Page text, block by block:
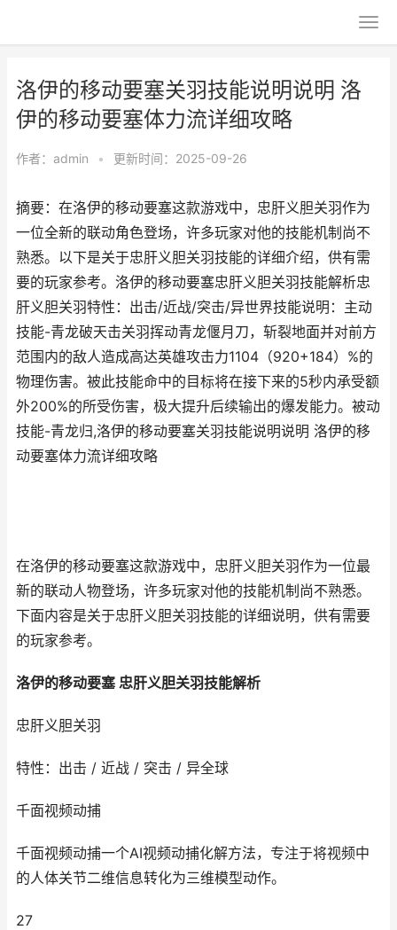
洛伊的移动要塞关羽技能说明说明 洛
伊的移动要塞体力流详细攻略
作者： admin • 更新时间：2025-09-26
摘要：在洛伊的移动要塞这款游戏中，忠肝义胆关羽作为
一位全新的联动角色登场，许多玩家对他的技能机制尚不
熟悉。以下是关于忠肝义胆关羽技能的详细介绍，供有需
要的玩家参考。洛伊的移动要塞忠肝义胆关羽技能解析忠
肝义胆关羽特性：出击/近战/突击/异世界技能说明：主动
技能-青龙破天击关羽挥动青龙偃月刀，斩裂地面并对前方
范围内的敌人造成高达英雄攻击力1104（920+184）%的
物理伤害。被此技能命中的目标将在接下来的5秒内承受额
外200%的所受伤害，极大提升后续输出的爆发能力。被动
技能-青龙归,洛伊的移动要塞关羽技能说明说明 洛伊的移
动要塞体力流详细攻略
在洛伊的移动要塞这款游戏中，忠肝义胆关羽作为一位最
新的联动人物登场，许多玩家对他的技能机制尚不熟悉。
下面内容是关于忠肝义胆关羽技能的详细说明，供有需要
的玩家参考。
洛伊的移动要塞 忠肝义胆关羽技能解析
忠肝义胆关羽
特性：出击 / 近战 / 突击 / 异全球
千面视频动捕
千面视频动捕一个AI视频动捕化解方法，专注于将视频中
的人体关节二维信息转化为三维模型动作。
27